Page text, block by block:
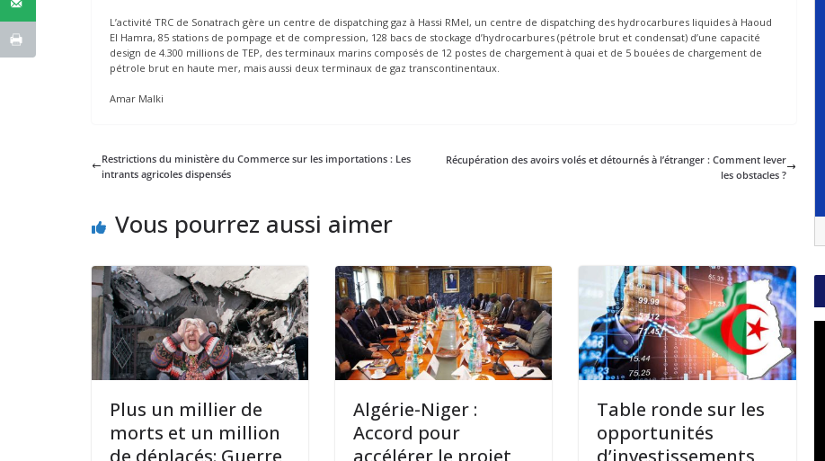
L’activité TRC de Sonatrach gère un centre de dispatching gaz à Hassi RMel, un centre de dispatching des hydrocarbures liquides à Haoud
El Hamra, 85 stations de pompage et de compression, 128 bacs de stockage d’hydrocarbures (pétrole brut et condensat) d’une capacité
design de 4.300 millions de TEP, des terminaux marins composés de 12 postes de chargement à quai et de 5 bouées de chargement de
pétrole brut en haute mer, mais aussi deux terminaux de gaz transcontinentaux.
Amar Malki
Restrictions du ministère du Commerce sur les importations : Les
intrants agricoles dispensés
Récupération des avoirs volés et détournés à l’étranger : Comment lever
les obstacles ?
Vous pourrez aussi aimer
Plus un millier de
morts et un million
de déplacés: Guerre
Algérie-Niger :
Accord pour
accélérer le projet
Table ronde sur les
opportunités
d’investissements